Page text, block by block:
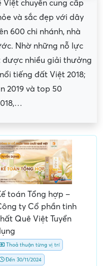
chuyên cung cấp
và sắc đẹp với dây
600 chi nhánh, nhà
Nhờ những nỗ lực
được nhiều giải thưởng
tiếng đất Việt 2018;
2019 và top 50
toán Tổng hợp –
ty Cổ phần tinh
Quê Việt Tuyển
Thoả thuận từng vị trí
Đến 30/11/2024